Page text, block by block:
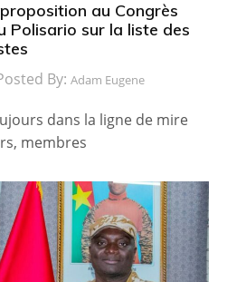
au Congrès
Polisario sur la liste des
By: Adam Eugene
dans la ligne de mire
membres